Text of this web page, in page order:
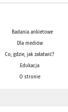
Badania ankietowe
Dla mediów
Co, gdzie, jak załatwić?
Edukacja
O stronie